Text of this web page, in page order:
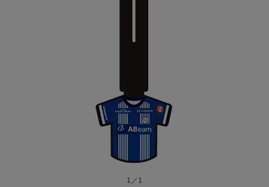
1／1